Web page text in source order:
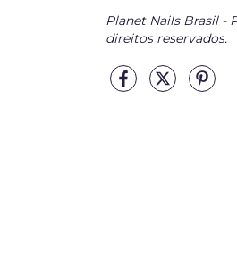
Planet Nails Brasil -
direitos reservados.